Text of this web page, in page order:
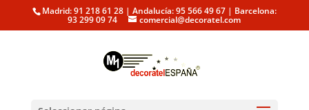
Madrid: 91 218 61 28 | Andalucía: 95 566 49 67 | Barcelona:
93 299 09 74 comercial@decoratel.com